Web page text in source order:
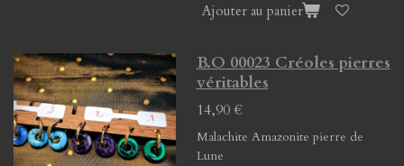
Ajouter au panier
B.O 00023 Créoles pierres
véritables
14,90 €
Malachite Amazonite pierre de
Lune